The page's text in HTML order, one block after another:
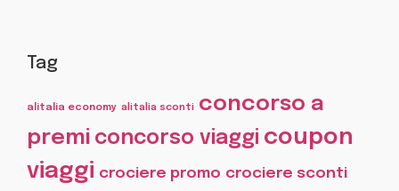
Tag
alitalia economy alitalia sconti concorso a
premi concorso viaggi coupon
viaggi crociere promo crociere sconti